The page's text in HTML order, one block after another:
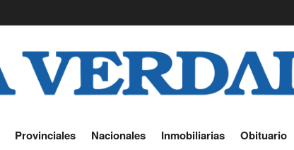
Provinciales Nacionales Inmobiliarias Obituario